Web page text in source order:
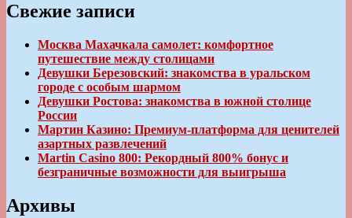
Свежие записи
Москва Махачкала самолет: комфортное
путешествие между столицами
Девушки Березовский: знакомства в уральском
городе с особым шармом
Девушки Ростова: знакомства в южной столице
России
Мартин Казино: Премиум-платформа для ценителей
азартных развлечений
Martin Casino 800: Рекордный 800% бонус и
безграничные возможности для выигрыша
Архивы